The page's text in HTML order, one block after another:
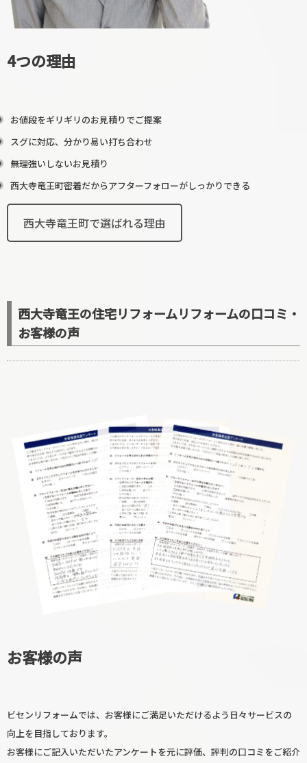
4つの理由
お値段をギリギリのお見積りでご提案
スグに対応、分かり易い打ち合わせ
無理強いしないお見積り
西大寺竜王町密着だからアフターフォローがしっかりできる
西大寺竜王町で選ばれる理由
西大寺竜王の住宅リフォームリフォームの口コミ・
お客様の声
お客様の声
ビセンリフォームでは、お客様にご満足いただけるよう日々サービスの
向上を目指しております。
お客様にご記入いただいたアンケートを元に評価、評判の口コミをご紹介